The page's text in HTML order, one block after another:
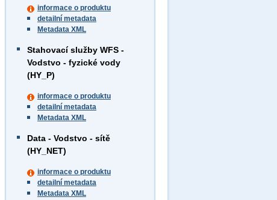
informace o produktu
detailní metadata
Metadata XML
Stahovací služby WFS -
Vodstvo - fyzické vody
(HY_P)
informace o produktu
detailní metadata
Metadata XML
Data - Vodstvo - sítě
(HY_NET)
informace o produktu
detailní metadata
Metadata XML